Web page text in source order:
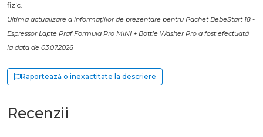
fizic.
Ultima actualizare a informațiilor de prezentare pentru Pachet BebeStart 18 -
Espressor Lapte Praf Formula Pro MINI + Bottle Washer Pro a fost efectuată
la data de 03.07.2026
Raportează o inexactitate la descriere
Recenzii